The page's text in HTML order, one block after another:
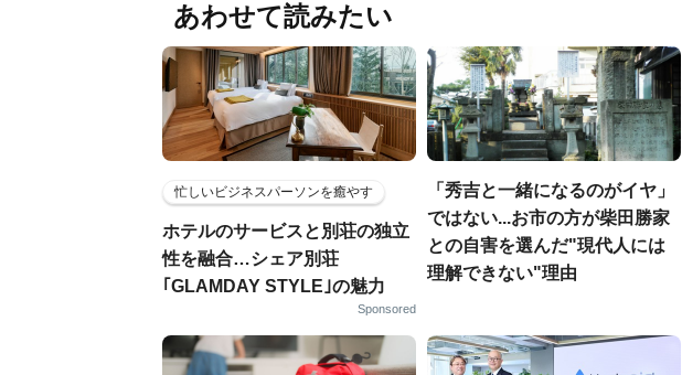
あわせて読みたい
忙しいビジネスパーソンを癒やす
ホテルのサービスと別荘の独立
性を融合…シェア別荘
｢GLAMDAY STYLE｣の魅力
Sponsored
「秀吉と一緒になるのがイヤ」
ではない...お市の方が柴田勝家
との自害を選んだ"現代人には
理解できない"理由